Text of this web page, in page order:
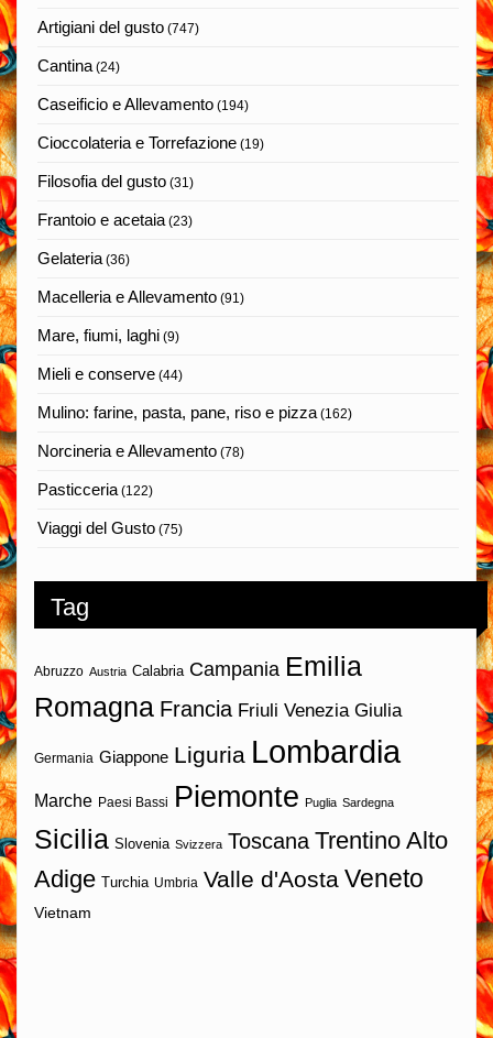
Artigiani del gusto (747)
Cantina(24)
Caseificio e Allevamento (194)
Cioccolateria e Torrefazione (19)
Filosofia del gusto (31)
Frantoio e acetaia(23)
Gelateria(36)
Macelleria e Allevamento (91)
Mare, fiumi, laghi (9)
Mieli e conserve (44)
Mulino: farine, pasta, pane, riso e pizza(162)
Norcineria e Allevamento (78)
Pasticceria(122)
Viaggi del Gusto (75)
Tag
Abruzzo Austria Calabria Campania Emilia
Romagna Francia Friuli Venezia Giulia
Germania Giappone Liguria Lombardia
Marche Paesi Bassi Piemonte Puglia Sardegna
Sicilia Slovenia Svizzera Toscana Trentino Alto
Adige Turchia Umbria Valle d'Aosta Veneto
Vietnam